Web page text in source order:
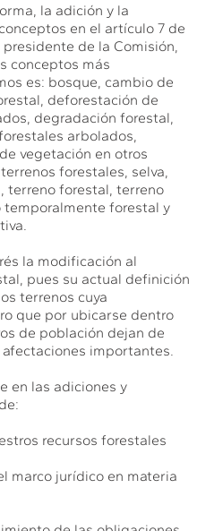
la adición y la
en el artículo 7 de
presidente de la Comisión,
conceptos más
es: bosque, cambio de
deforestación de
degradación forestal,
arbolados,
vegetación en otros
forestales, selva,
terreno forestal, terreno
forestal y
la modificación al
pues su actual definición
terrenos cuya
que por ubicarse dentro
de población dejan de
importantes.
en las adiciones y
recursos forestales
marco jurídico en materia